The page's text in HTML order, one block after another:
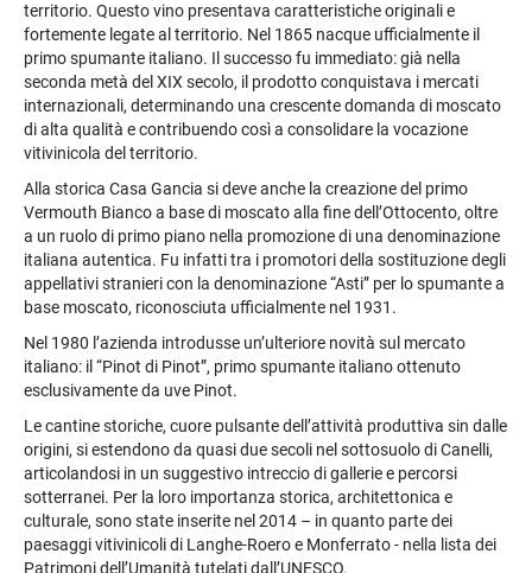
territorio. Questo vino presentava caratteristiche originali e
fortemente legate al territorio. Nel 1865 nacque ufficialmente il
primo spumante italiano. Il successo fu immediato: già nella
seconda metà del XIX secolo, il prodotto conquistava i mercati
internazionali, determinando una crescente domanda di moscato
di alta qualità e contribuendo così a consolidare la vocazione
vitivinicola del territorio.
Alla storica Casa Gancia si deve anche la creazione del primo
Vermouth Bianco a base di moscato alla fine dell’Ottocento, oltre
a un ruolo di primo piano nella promozione di una denominazione
italiana autentica. Fu infatti tra i promotori della sostituzione degli
appellativi stranieri con la denominazione “Asti” per lo spumante a
base moscato, riconosciuta ufficialmente nel 1931.
Nel 1980 l’azienda introdusse un’ulteriore novità sul mercato
italiano: il “Pinot di Pinot”, primo spumante italiano ottenuto
esclusivamente da uve Pinot.
Le cantine storiche, cuore pulsante dell’attività produttiva sin dalle
origini, si estendono da quasi due secoli nel sottosuolo di Canelli,
articolandosi in un suggestivo intreccio di gallerie e percorsi
sotterranei. Per la loro importanza storica, architettonica e
culturale, sono state inserite nel 2014 – in quanto parte dei
paesaggi vitivinicoli di Langhe-Roero e Monferrato - nella lista dei
Patrimoni dell’Umanità tutelati dall’UNESCO.